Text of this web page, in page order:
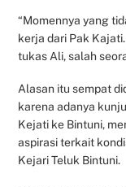
“Momennya yang
kerja dari Pak
tukas Ali, salah
Alasan itu sempat
karena adanya
Kejati ke Bintuni,
aspirasi terkait
Kejari Teluk Bintuni.